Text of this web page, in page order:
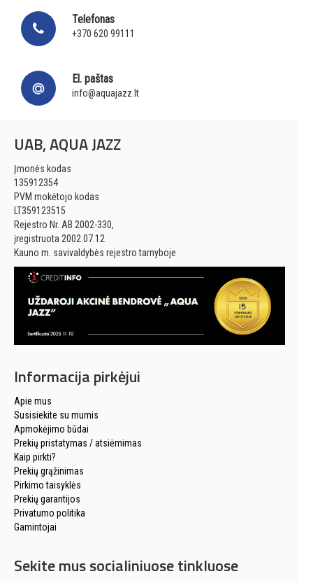
Telefonas
+370 620 99111
El. paštas
info@aquajazz.lt
UAB, AQUA JAZZ
Įmonės kodas
135912354
PVM mokėtojo kodas
LT359123515
Rejestro Nr. AB 2002-330,
įregistruota 2002.07.12
Kauno m. savivaldybės rejestro tarnyboje
Informacija pirkėjui
Apie mus
Susisiekite su mumis
Apmokėjimo būdai
Prekių pristatymas / atsiėmimas
Kaip pirkti?
Prekių grąžinimas
Pirkimo taisyklės
Prekių garantijos
Privatumo politika
Gamintojai
Sekite mus socialiniuose tinkluose